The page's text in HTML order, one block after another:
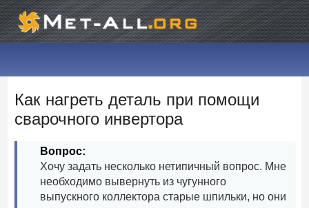
Как нагреть деталь при помощи
сварочного инвертора
Вопрос:
Хочу задать несколько нетипичный вопрос. Мне
необходимо вывернуть из чугунного
выпускного коллектора старые шпильки, но они